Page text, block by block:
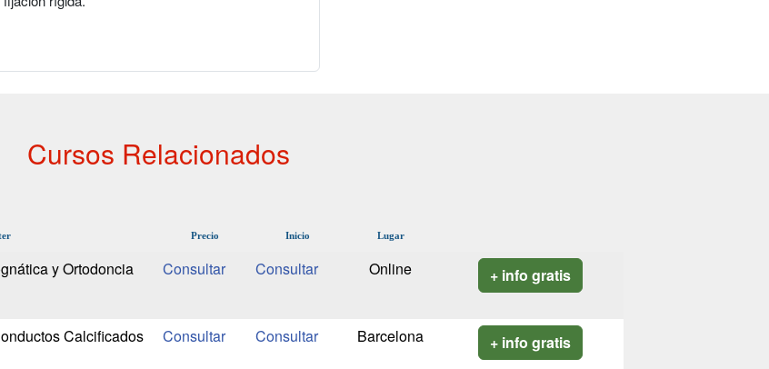
Cursos Relacionados
Precio Inicio Lugar
y Ortodoncia
Online + info gratis
Calcificados
Barcelona + info gratis